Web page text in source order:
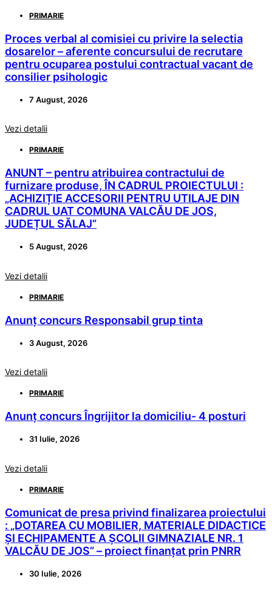
PRIMARIE
Proces verbal al comisiei cu privire la selectia
dosarelor – aferente concursului de recrutare
pentru ocuparea postului contractual vacant de
consilier psihologic
7 August, 2026
Vezi detalii
PRIMARIE
ANUNT – pentru atribuirea contractului de
furnizare produse, ÎN CADRUL PROIECTULUI :
„ACHIZIȚIE ACCESORII PENTRU UTILAJE DIN
CADRUL UAT COMUNA VALCĂU DE JOS,
JUDEȚUL SĂLAJ”
5 August, 2026
Vezi detalii
PRIMARIE
Anunț concurs Responsabil grup tinta
3 August, 2026
Vezi detalii
PRIMARIE
Anunț concurs Îngrijitor la domiciliu- 4 posturi
31 Iulie, 2026
Vezi detalii
PRIMARIE
Comunicat de presa privind finalizarea proiectului
: „DOTAREA CU MOBILIER, MATERIALE DIDACTICE
ȘI ECHIPAMENTE A ȘCOLII GIMNAZIALE NR. 1
VALCĂU DE JOS” – proiect finanțat prin PNRR
30 Iulie, 2026